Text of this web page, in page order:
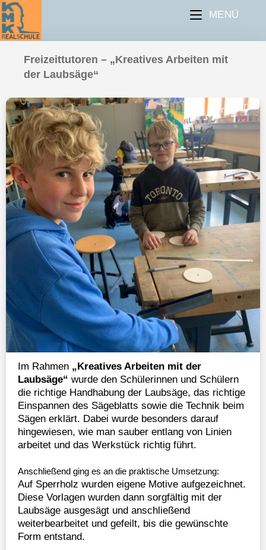
MENÜ
Freizeittutoren – „Kreatives Arbeiten mit
der Laubsäge“
Im Rahmen „Kreatives Arbeiten mit der
Laubsäge“ wurde den Schülerinnen und Schülern
die richtige Handhabung der Laubsäge, das richtige
Einspannen des Sägeblatts sowie die Technik beim
Sägen erklärt. Dabei wurde besonders darauf
hingewiesen, wie man sauber entlang von Linien
arbeitet und das Werkstück richtig führt.
Anschließend ging es an die praktische Umsetzung:
Auf Sperrholz wurden eigene Motive aufgezeichnet.
Diese Vorlagen wurden dann sorgfältig mit der
Laubsäge ausgesägt und anschließend
weiterbearbeitet und gefeilt, bis die gewünschte
Form entstand.